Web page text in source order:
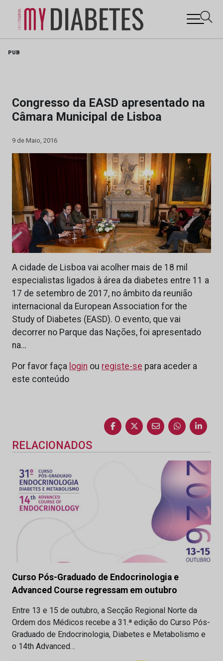
PUB
Congresso da EASD apresentado na
Câmara Municipal de Lisboa
9 de Maio, 2016
A cidade de Lisboa vai acolher mais de 18 mil
especialistas ligados à área da diabetes entre 11 a
17 de setembro de 2017, no âmbito da reunião
internacional da European Association for the
Study of Diabetes (EASD). O evento, que vai
decorrer no Parque das Nações, foi apresentado
na…
Por favor faça login ou registe-se para aceder a
este conteúdo
RELACIONADOS
Curso Pós-Graduado de Endocrinologia e
Advanced Course regressam em outubro
Entre 13 e 15 de outubro, a Secção Regional Norte da
Ordem dos Médicos recebe a 31.ª edição do Curso Pós-
Graduado de Endocrinologia, Diabetes e Metabolismo e
o 14th Advanced…